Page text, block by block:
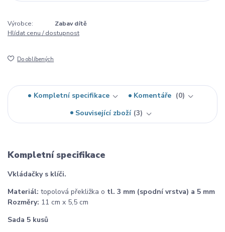
Výrobce:
Zabav dítě
Hlídat cenu / dostupnost
Do oblíbených
Kompletní specifikace Komentáře
0
Související zboží 3
Kompletní specifikace
Vkládačky s klíči.
Materiál: topolová překližka o tl. 3 mm (spodní vrstva) a 5 mm
Rozměry: 11 cm x 5,5 cm
Sada 5 kusů